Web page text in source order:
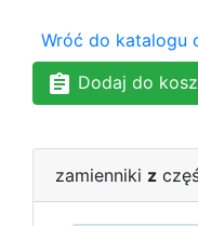
Wróć do katalogu
Dodaj do
zamienniki z